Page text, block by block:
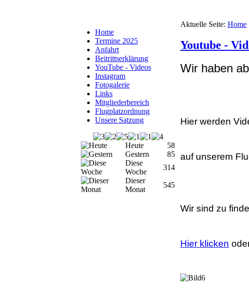
Home
Termine 2025
Anfahrt
Beitrittserklärung
YouTube - Videos
Instagram
Fotogalerie
Links
Mitgliederbereich
Flugplatzordnung
Unsere Satzung
Heute
58
Gestern
85
Diese
Woche
314
Dieser
Monat
545
Aktuelle Seite: Home
Youtube -
Wir haben
Hier werden
auf unserem
Wir sind zu
Hier klicken